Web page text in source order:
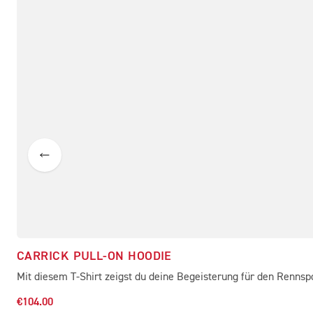
CARRICK PULL-ON HOODIE
Mit diesem T-Shirt zeigst du deine Begeisterung für den
€104.00